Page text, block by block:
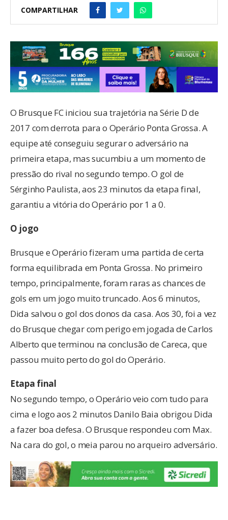
COMPARTILHAR
O Brusque FC iniciou sua trajetória na Série D de
2017 com derrota para o Operário Ponta Grossa. A
equipe até conseguiu segurar o adversário na
primeira etapa, mas sucumbiu a um momento de
pressão do rival no segundo tempo. O gol de
Sérginho Paulista, aos 23 minutos da etapa final,
garantiu a vitória do Operário por 1 a 0.
O jogo
Brusque e Operário fizeram uma partida de certa
forma equilibrada em Ponta Grossa. No primeiro
tempo, principalmente, foram raras as chances de
gols em um jogo muito truncado. Aos 6 minutos,
Dida salvou o gol dos donos da casa. Aos 30, foi a vez
do Brusque chegar com perigo em jogada de Carlos
Alberto que terminou na conclusão de Careca, que
passou muito perto do gol do Operário.
Etapa final
No segundo tempo, o Operário veio com tudo para
cima e logo aos 2 minutos Danilo Baia obrigou Dida
a fazer boa defesa. O Brusque respondeu com Max.
Na cara do gol, o meia parou no arqueiro adversário.